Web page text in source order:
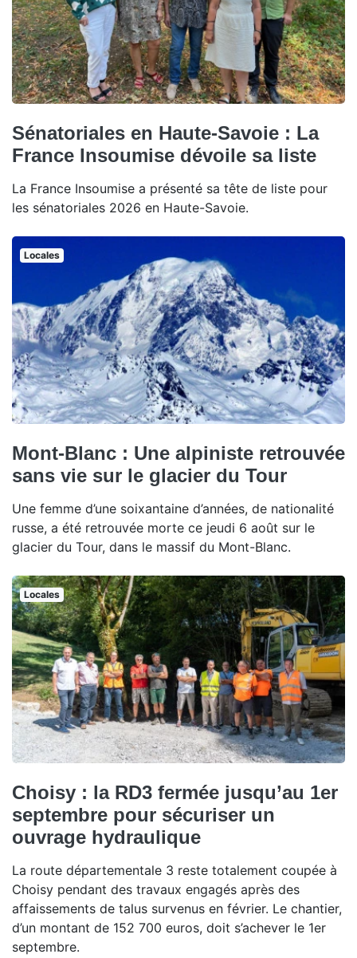
Sénatoriales en Haute-Savoie : La
France Insoumise dévoile sa liste
La France Insoumise a présenté sa tête de liste pour
les sénatoriales 2026 en Haute-Savoie.
Locales
Mont-Blanc : Une alpiniste retrouvée
sans vie sur le glacier du Tour
Une femme d’une soixantaine d’années, de nationalité
russe, a été retrouvée morte ce jeudi 6 août sur le
glacier du Tour, dans le massif du Mont-Blanc.
Locales
Choisy : la RD3 fermée jusqu’au 1er
septembre pour sécuriser un
ouvrage hydraulique
La route départementale 3 reste totalement coupée à
Choisy pendant des travaux engagés après des
affaissements de talus survenus en février. Le chantier,
d’un montant de 152 700 euros, doit s’achever le 1er
septembre.